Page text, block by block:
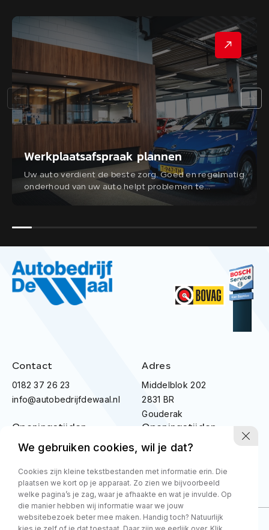
Werkplaatsafspraak plannen
Uw auto verdient de beste zorg. Goed en regelmatig
onderhoud van uw auto helpt problemen te
voorkomen en draagt bij aan uw veiligheid. Bij
Contact
0182 37 26 23
info@autobedrijfdewaal.nl
Adres
Middelblok 202
2831 BR
Gouderak
Openingstijden
Openingstijden
showroom
Zaterdag
09:00 - 14:00
Zondag
Gesloten
We gebruiken cookies, wil je dat?
Cookies zijn kleine tekstbestanden met informatie erin. Die
plaatsen we kort op je apparaat. Zo zien we bijvoorbeeld
welke pagina’s je zag, waar je afhaakte en wat je invulde. Op
die manier hebben wij informatie waar we jouw
websitebezoek beter mee maken. Handig toch? Natuurlijk